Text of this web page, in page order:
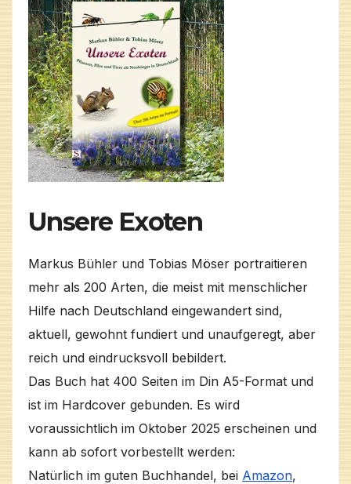
Unsere Exoten
Markus Bühler und Tobias Möser portraitieren
mehr als 200 Arten, die meist mit menschlicher
Hilfe nach Deutschland eingewandert sind,
aktuell, gewohnt fundiert und unaufgeregt, aber
reich und eindrucksvoll bebildert.
Das Buch hat 400 Seiten im Din A5-Format und
ist im Hardcover gebunden. Es wird
voraussichtlich im Oktober 2025 erscheinen und
kann ab sofort vorbestellt werden:
Natürlich im guten Buchhandel, bei Amazon,